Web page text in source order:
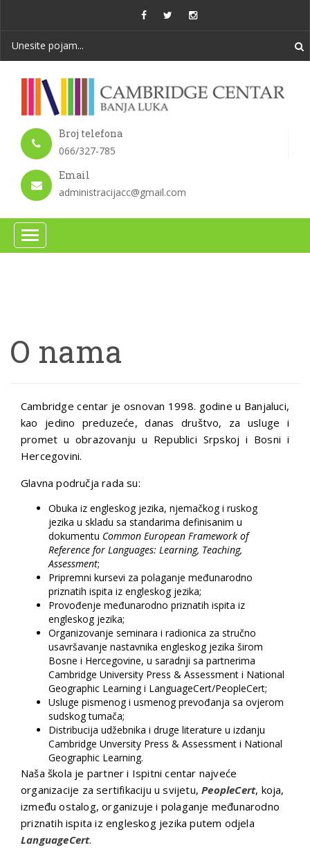
Broj telefona
066/327-785
Email
administracijacc@gmail.com
O nama
Cambridge centar je osnovan 1998. godine u Banjaluci,
kao jedino preduzeće, danas društvo, za usluge i
promet u obrazovanju u Republici Srpskoj i Bosni i
Hercegovini.
Glavna područja rada su:
Obuka iz engleskog jezika, njemačkog i ruskog
jezika u skladu sa standarima definisanim u
dokumentu Common European Framework of
Reference for Languages: Learning, Teaching,
Assessment;
Pripremni kursevi za polaganje međunarodno
priznatih ispita iz engleskog jezika;
Provođenje međunarodno priznatih ispita iz
engleskog jezika;
Organizovanje seminara i radionica za stručno
usavršavanje nastavnika engleskog jezika širom
Bosne i Hercegovine, u saradnji sa partnerima
Cambridge University Press & Assessment i National
Geographic Learning i LanguageCert/PeopleCert;
Usluge pismenog i usmenog prevođanja sa ovjerom
sudskog tumača;
Distribucija udžebnika i druge literature u izdanju
Cambridge Unversity Press & Assessment i National
Geographic Learning.
Naša škola je partner i Ispitni centar najveće
organizacije za sertifikaciju u svijetu,PeopleCert, koja,
između ostalog, organizuje i polaganje međunarodno
priznatih ispita iz engleskog jezika putem odjela
LanguageCert.